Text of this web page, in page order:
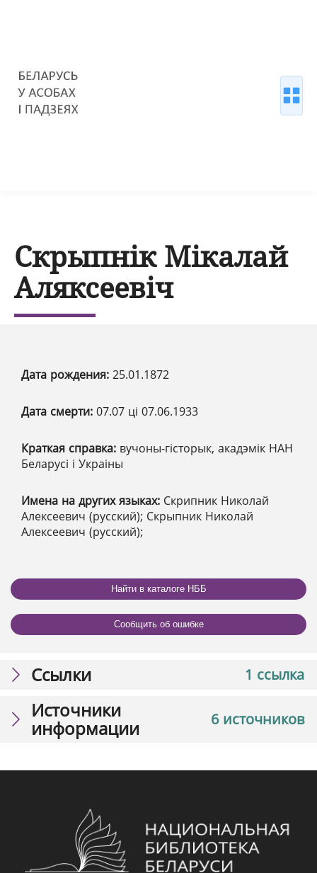
Скрыпнік Мікалай
Аляксеевіч
Дата рождения: 25.01.1872
Дата смерти: 07.07 ці 07.06.1933
Краткая справка: вучоны-гісторык, акадэмік НАН
Беларусі і Украіны
Имена на других языках: Скрипник Николай
Алексеевич (русский); Скрыпник Николай
Алексеевич (русский);
Найти в каталоге НББ
Сообщить об ошибке
1 ссылка
Ссылки
6 источников
Источники
информации